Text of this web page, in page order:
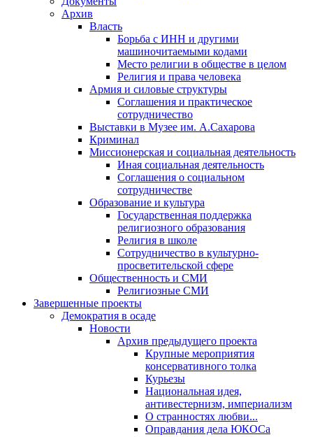
Архив
Власть
Борьба с ИНН и другими
машиночитаемыми кодами
Место религии в обществе в целом
Религия и права человека
Армия и силовые структуры
Соглашения и практическое
сотрудничество
Выставки в Музее им. А.Сахарова
Криминал
Миссионерская и социальная деятельность
Иная социальная деятельность
Соглашения о социальном
сотрудничестве
Образование и культура
Государственная поддержка
религиозного образования
Религия в школе
Сотрудничество в культурно-
просветительской сфере
Общественность и СМИ
Религиозные СМИ
Завершенные проекты
Демократия в осаде
Новости
Архив предыдущего проекта
Крупные мероприятия
консервативного толка
Курьезы
Национальная идея,
антивестернизм, империализм
О странностях любви...
Оправдания дела ЮКОСа